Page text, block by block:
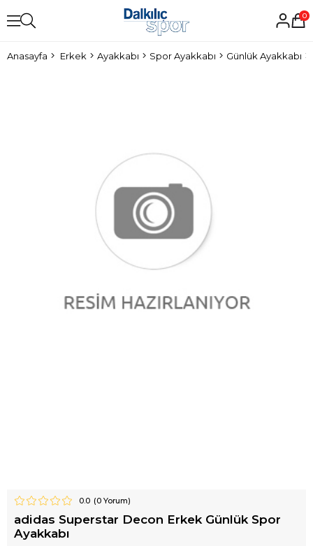
0
Anasayfa Erkek Ayakkabı Spor Ayakkabı Günlük Ayakkabı
0.0 (0Yorum)
adidas Superstar Decon Erkek Günlük Spor
Ayakkabı